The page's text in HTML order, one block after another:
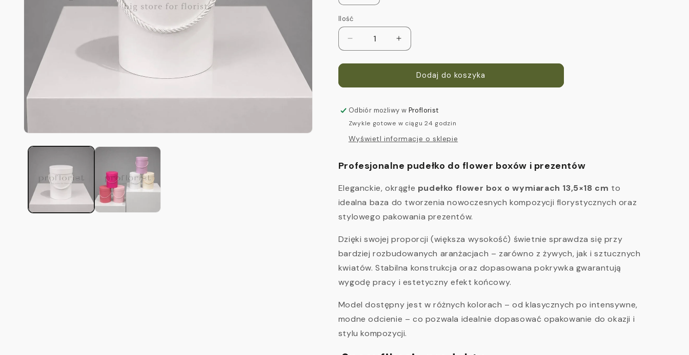
Ilość
Zmniejsz
ilość
dla
Box
13,5×18
–
Pudełko
Zwiększ
ilość
dla
Flower
Box
13,5×18
–
Pudełko
Dodaj do koszyka
Odbiór możliwy w Proflorist
Zwykle gotowe w ciągu 24 godzin
Wyświetl informacje o sklepie
Profesjonalne pudełko do flower boxów i prezentów
Eleganckie, okrągłe pudełko flower box o wymiarach 13,5×18 cm to
idealna baza do tworzenia nowoczesnych kompozycji florystycznych oraz
stylowego pakowania prezentów.
Dzięki swojej proporcji (większa wysokość) świetnie sprawdza się przy
bardziej rozbudowanych aranżacjach – zarówno z żywych, jak i sztucznych
kwiatów. Stabilna konstrukcja oraz dopasowana pokrywka gwarantują
wygodę pracy i estetyczny efekt końcowy.
Model dostępny jest w różnych kolorach – od klasycznych po intensywne,
modne odcienie – co pozwala idealnie dopasować opakowanie do okazji i
stylu kompozycji.